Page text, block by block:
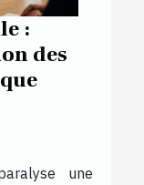
:
des
une